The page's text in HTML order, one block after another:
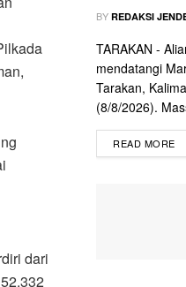
dari
BY REDAKSI
TARAKAN -
mendatangi
Tarakan,
(8/8/2026).
READ MORE